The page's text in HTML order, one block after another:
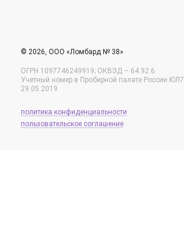
© 2026, ООО «Ломбард № 38»
ОГРН 1097746249919; ОКВЭД – 64.92.6
Учетный номер в Пробирной палате России
29.05.2019
политика конфиденциальности
пользовательское соглашение